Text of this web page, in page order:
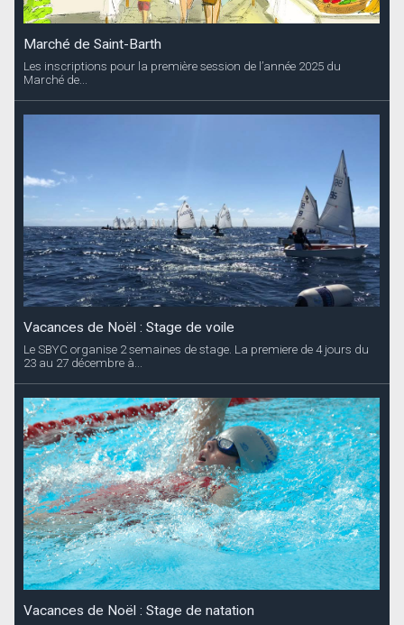
Marché de Saint-Barth
Les inscriptions pour la première session de l’année 2025 du
Marché de...
Vacances de Noël : Stage de voile
Le SBYC organise 2 semaines de stage. La premiere de 4 jours du
23 au 27 décembre à...
Vacances de Noël : Stage de natation